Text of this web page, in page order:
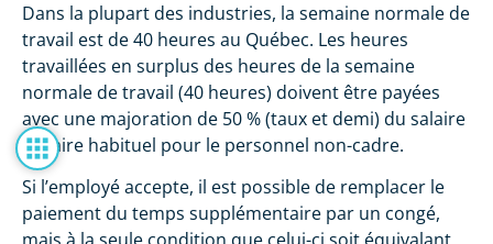
Dans la plupart des industries, la semaine normale de
travail est de 40 heures au Québec. Les heures
travaillées en surplus des heures de la semaine
normale de travail (40 heures) doivent être payées
avec une majoration de 50 % (taux et demi) du salaire
horaire habituel pour le personnel non-cadre.
Si l’employé accepte, il est possible de remplacer le
paiement du temps supplémentaire par un congé,